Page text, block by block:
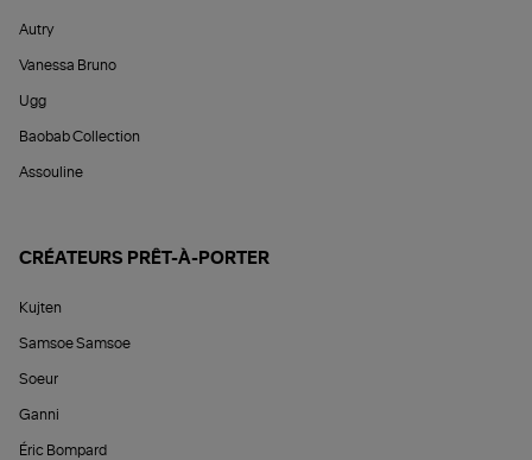
Autry
Vanessa Bruno
Ugg
Baobab Collection
Assouline
CRÉATEURS PRÊT-À-PORTER
Kujten
Samsoe Samsoe
Soeur
Ganni
Éric Bompard